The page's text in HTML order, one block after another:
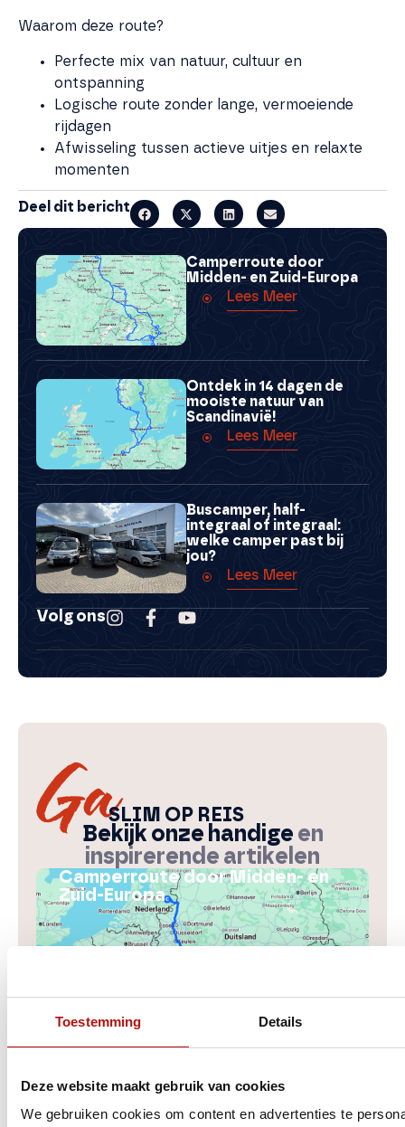
Toestemming Details
Deze website maakt gebruik van cookies
We gebruiken cookies om content en advertenties te
Waarom deze route?
Perfecte mix van natuur, cultuur en
ontspanning
Logische route zonder lange, vermoeiende
rijdagen
Afwisseling tussen actieve uitjes en relaxte
momenten
Deel dit bericht
Camperroute door
Midden- en Zuid-Europa
Lees Meer
Ontdek in 14 dagen de
mooiste natuur van
Scandinavië!
Lees Meer
Buscamper, half-
integraal of integraal:
welke camper past bij
jou?
Lees Meer
Volg ons
SLIM OP REIS
Bekijk onze handige en
inspirerende artikelen
Camperroute door Midden- en
Zuid-Europa